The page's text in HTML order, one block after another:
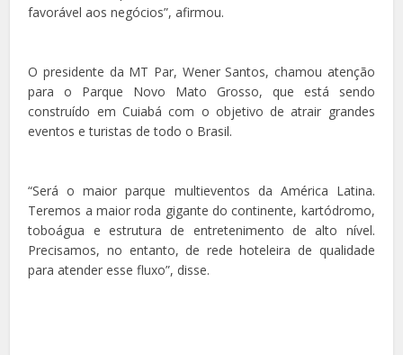
favorável aos negócios”, afirmou.
O presidente da MT Par, Wener Santos, chamou atenção
para o Parque Novo Mato Grosso, que está sendo
construído em Cuiabá com o objetivo de atrair grandes
eventos e turistas de todo o Brasil.
“Será o maior parque multieventos da América Latina.
Teremos a maior roda gigante do continente, kartódromo,
toboágua e estrutura de entretenimento de alto nível.
Precisamos, no entanto, de rede hoteleira de qualidade
para atender esse fluxo”, disse.